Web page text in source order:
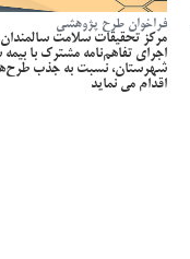
فراخوان طرح پژوهشی
مرکز تحقیقات سلامت
اجرای تفاهم‌نامه مشترک با
شهرستان، نسبت به جذب
اقدام می نماید